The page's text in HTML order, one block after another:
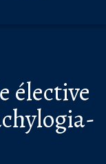
élective